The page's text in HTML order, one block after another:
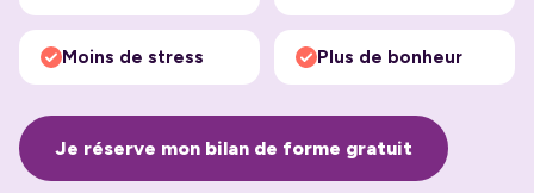
Moins de stress Plus de bonheur
Je réserve mon bilan de forme gratuit